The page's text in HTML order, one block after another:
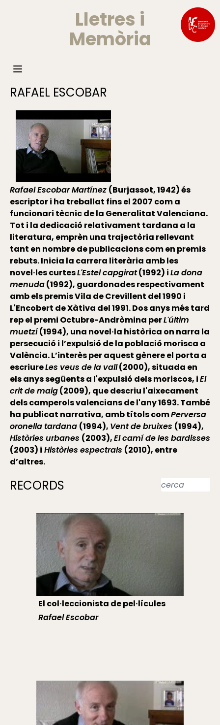
Lletres i
Memòria
RAFAEL ESCOBAR
Rafael Escobar Martínez (Burjassot, 1942) és
escriptor i ha treballat fins el 2007 com a
funcionari tècnic de la Generalitat Valenciana.
Tot i la dedicació relativament tardana a la
literatura, emprèn una trajectòria rellevant
tant en nombre de publicacions com en premis
rebuts. Inicia la carrera literària amb les
novel·les curtesL'Estel capgirat(1992) iLa dona
menuda(1992), guardonades respectivament
amb els premis Vila de Crevillent del 1990 i
L'Encobert de Xàtiva del 1991. Dos anys més tard
rep el premi Octubre-Andròmina perL'últim
muetzí(1994), una novel·la històrica on narra la
persecució i l’expulsió de la població morisca a
València. L’interès per aquest gènere el porta a
escriureLes veus de la vall(2000), situada en
els anys següents a l'expulsió dels moriscos, iEl
crit de maig(2009), que descriu l'aixecament
dels camperols valencians de l'any 1693. També
ha publicat narrativa, amb títols comPerversa
oronella tardana (1994), Vent de bruixes (1994),
Històries urbanes (2003),El camí de les bardisses
(2003) i Històries espectrals (2010), entre
d’altres.
RECORDS
El col·leccionista de pel·lícules
Rafael Escobar